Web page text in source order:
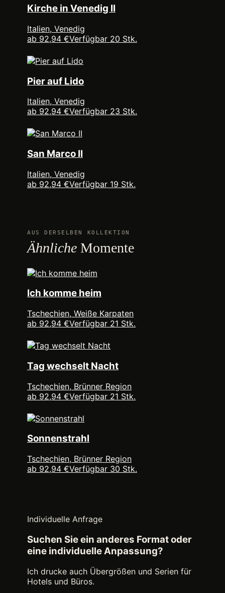
Kirche in Venedig II
Italien, Venedig
ab 92,94 €Verfügbar 20 Stk.
Pier auf Lido
Italien, Venedig
ab 92,94 €Verfügbar 23 Stk.
San Marco II
Italien, Venedig
ab 92,94 €Verfügbar 19 Stk.
AUS DERSELBEN KOLLEKTION
Ähnliche Momente
Ich komme heim
Tschechien, Weiße Karpaten
ab 92,94 €Verfügbar 21 Stk.
Tag wechselt Nacht
Tschechien, Brünner Region
ab 92,94 €Verfügbar 21 Stk.
Sonnenstrahl
Tschechien, Brünner Region
ab 92,94 €Verfügbar 30 Stk.
Individuelle Anfrage
Suchen Sie ein anderes Format oder
eine individuelle Anpassung?
Ich drucke auch Übergrößen und Serien für
Hotels und Büros.